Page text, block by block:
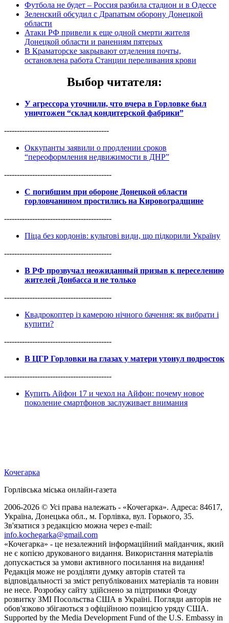
Футбола не будет – Россия разбила стадион и в Одессе
Зеленский обсудил с Драпатым оборону Донецкой
области
Атаки РФ привели к еще одной смерти жителя
Донецкой области и ранениям пятерых
В Краматорске закрывают отделения почты,
остановлена работа Станции переливания крови
Выбор читателя:
У агрессора уточнили, что вчера в Горловке был
уничтожен “склад кондитерской фабрики”
-----------------------------------------
Оккупанты заявили о продлении сроков
“переоформления недвижимости в ДНР”
------------------------------------------
С погибшим при обороне Донецкой области
горловчанином простились на Кировоградщине
------------------------------------------
Піца без кордонів: культові види, що підкорили Україну
------------------------------------------
В РФ прозвучал неожиданный призыв к переселению
жителей Донбасса и не только
------------------------------------------
Квадрокоптер із камерою нічного бачення: як вибрати і
купити?
------------------------------------------
В ЦГР Горловки на глазах у матери утонул подросток
------------------------------------------
Купить Айфон 17 и чехол на Айфон: почему новое
поколение смартфонов заслуживает внимания
Кочегарка
Горлівська міська онлайн-газета
2006-2026 © Усі права належать - «Кочегарка». Адреса: 84617,
Україна, Донецька обл., м. Горлівка, вул. Горького, 35.
Зв'язатися з редакцією можна через e-mail:
info.kochegarka@gmail.com
«Кочегарка» - це незалежний інформаційний майданчик, який
не є копією друкованого видання. Використання матеріалів
допускається за умови активного посилання на видання!
Редакція може не розділяти думку авторів статей та
відповідальності за зміст републікованих матеріалів та новин
не несе. Розробку сайту здійснено за підтримки Фонду
розвитку ЗМІ Посольства США в Україні. Погляди авторів не
обов'язково збігаються з офіційною позицією уряду США.
Supported by the Media Development Fund of the U.S. Embassy in